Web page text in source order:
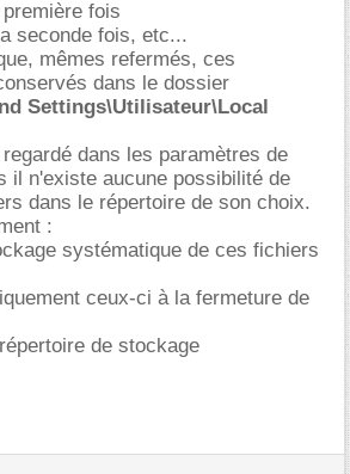
première fois
seconde fois, etc...
mêmes refermés, ces
dans le dossier
Settings\Utilisateur\Local
dans les paramètres de
il n'existe aucune possibilité de
dans le répertoire de son choix.
:
systématique de ces fichiers
ceux-ci à la fermeture de
de stockage